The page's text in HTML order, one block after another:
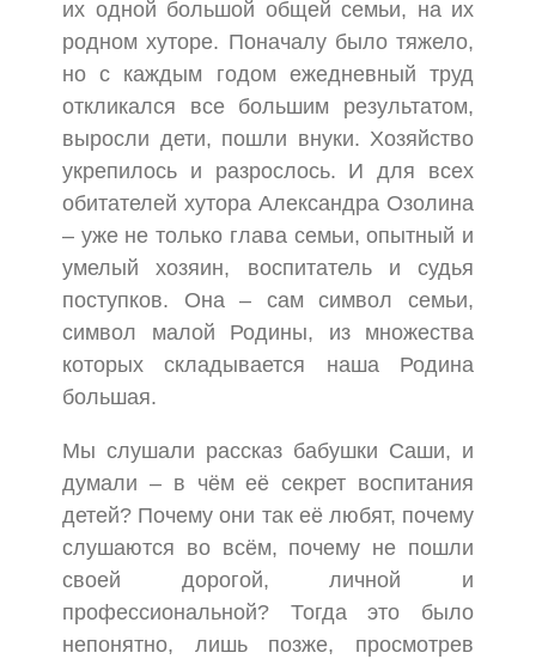
их одной большой общей семьи, на их
родном хуторе. Поначалу было тяжело,
но с каждым годом ежедневный труд
откликался все большим результатом,
выросли дети, пошли внуки. Хозяйство
укрепилось и разрослось. И для всех
обитателей хутора Александра Озолина
– уже не только глава семьи, опытный и
умелый хозяин, воспитатель и судья
поступков. Она – сам символ семьи,
символ малой Родины, из множества
которых складывается наша Родина
большая.
Мы слушали рассказ бабушки Саши, и
думали – в чём её секрет воспитания
детей? Почему они так её любят, почему
слушаются во всём, почему не пошли
своей дорогой, личной и
профессиональной? Тогда это было
непонятно, лишь позже, просмотрев